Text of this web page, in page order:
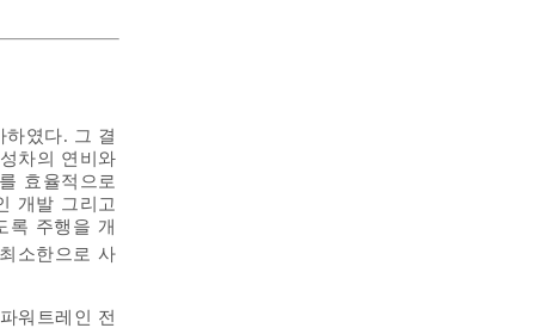
였다. 그 결
차의 연비와
효율적으로
개발 그리고
록 주행을 개
소한으로 사
워트레인 전